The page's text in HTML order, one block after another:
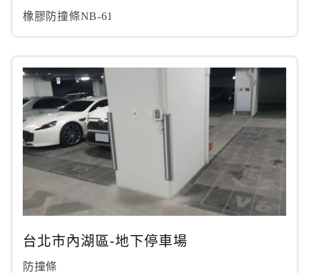
橡膠防撞條NB-61
台北市內湖區-地下停車場
防撞條